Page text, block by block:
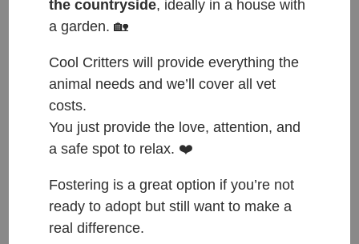
the countryside, ideally in a house with
a garden. 🏡
Cool Critters will provide everything the
animal needs and we’ll cover all vet
costs.
You just provide the love, attention, and
a safe spot to relax. ❤️
Fostering is a great option if you’re not
ready to adopt but still want to make a
real difference.